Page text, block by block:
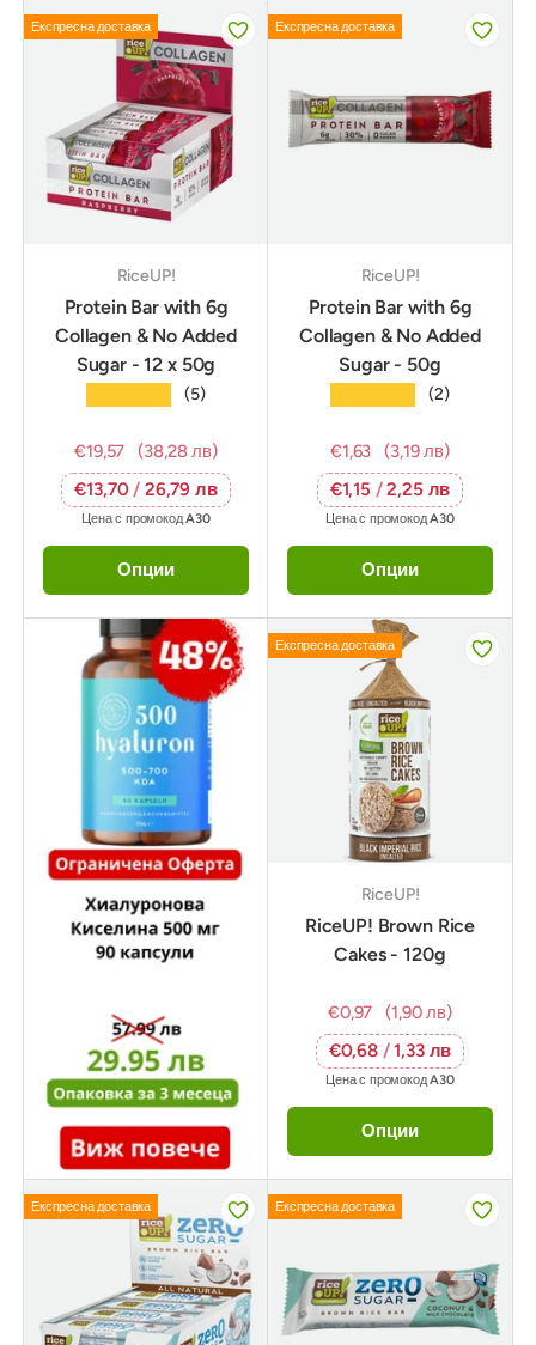
Експресна доставка
RiceUP!
Protein Bar with 6g
Collagen & No Added
Sugar - 12 x 50g
(5)
€19,57
(38,28 лв)
€13,70/ 26,79 лв
Цена с промокодA30
Опции
Експресна доставка
RiceUP!
Protein Bar with 6g
Collagen & No Added
Sugar - 50g
(2)
€1,63
(3,19 лв)
€1,15 /2,25 лв
Цена с промокодA30
Опции
Експресна доставка
RiceUP!
RiceUP! Brown Rice
Cakes - 120g
€0,97
(1,90 лв)
€0,68 /1,33 лв
Цена с промокодA30
Опции
Експресна доставка Експресна доставка